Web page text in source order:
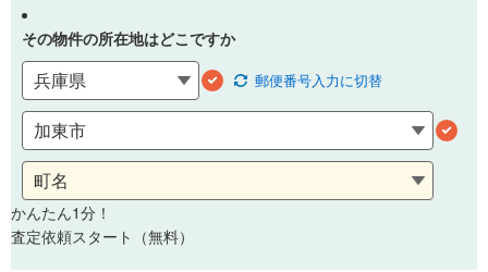
その物件の所在地はどこですか
郵便番号入力に切替
かんたん1分！
査定依頼スタート（無料）